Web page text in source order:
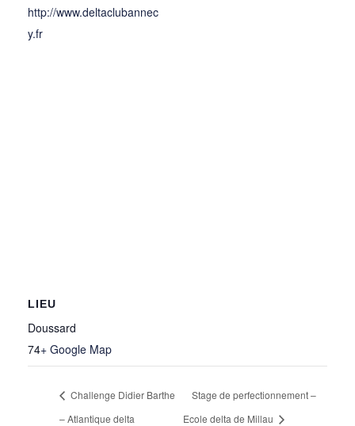
http://www.deltaclubannec
y.fr
LIEU
Doussard
74+ Google Map
Challenge Didier Barthe
– Atlantique delta
Stage de perfectionnement –
Ecole delta de Millau